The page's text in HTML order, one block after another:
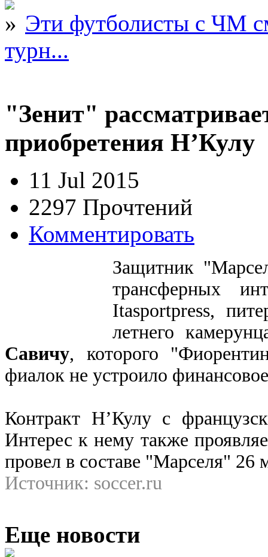
Эти футболисты с ЧМ
турн...
"Зенит"
приобретения Н’Кулу
11 Jul 2015
2297 Прочтений
Комментировать
Защитник
трансферных
Itasportpress,
летнего
Савичу, которого
фиалок не устроило
Контракт Н’Кулу с
Интерес к нему также
провел в составе "Марселя" 26
Источник: soccer.ru
Еще новости